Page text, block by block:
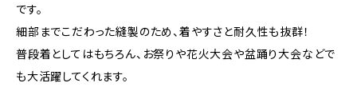
です。
細部までこだわった縫製のため、着やすさと耐久性も抜群！
普段着としてはもちろん、お祭りや花火大会や盆踊り大会などで
も大活躍してくれます。